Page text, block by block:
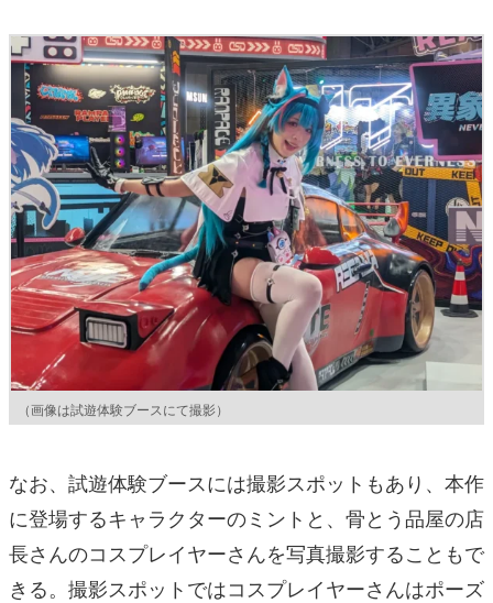
（画像は試遊体験ブースにて撮影）
なお、試遊体験ブースには撮影スポットもあり、本作
に登場するキャラクターのミントと、骨とう品屋の店
長さんのコスプレイヤーさんを写真撮影することもで
きる。撮影スポットではコスプレイヤーさんはポーズ